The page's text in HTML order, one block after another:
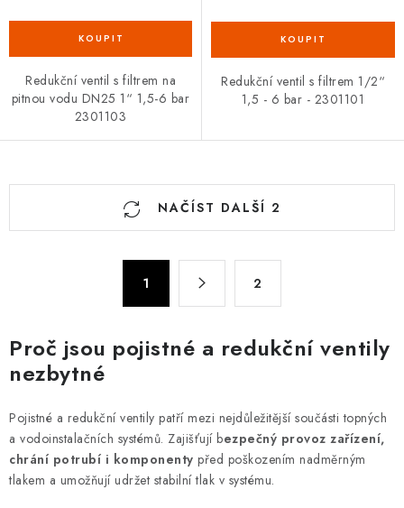
Redukční ventil s filtrem na
pitnou vodu DN25 1“ 1,5-6 bar
2301103
Redukční ventil s filtrem 1/2“
1,5 - 6 bar - 2301101
c
í
p
r
v
k
y
NAČÍST DALŠÍ 2
á
n
k
v
á
n
í
1 2
Proč jsou pojistné a redukční ventily
nezbytné
Pojistné a redukční ventily patří mezi nejdůležitější součásti topných
a vodoinstalačních systémů. Zajišťují bezpečný provoz zařízení,
chrání potrubí i komponenty před poškozením nadměrným
tlakem a umožňují udržet stabilní tlak v systému.